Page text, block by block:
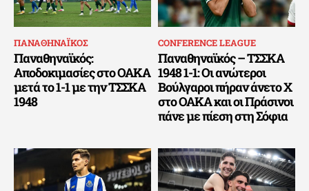
ΠΑΝΑΘΗΝΑΪΚΟΣ
Παναθηναϊκός:
Αποδοκιμασίες στο ΟΑΚΑ
μετά το 1-1 με την ΤΣΣΚΑ
1948
CONFERENCE LEAGUE
Παναθηναϊκός – ΤΣΣΚΑ
1948 1-1: Οι ανώτεροι
Βούλγαροι πήραν άνετο Χ
στο ΟΑΚΑ και οι Πράσινοι
πάνε με πίεση στη Σόφια